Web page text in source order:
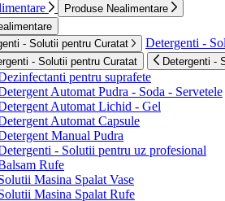
Produse Nealimentare
- Solutii pentru Curatat
Detergenti -
- Solutii pentru Curatat Detergenti -
pentru suprafete
Automat Pudra - Soda - Servetele
Automat Lichid - Gel
Automat Capsule
Manual Pudra
- Solutii pentru uz profesional
Rufe
Masina Spalat Vase
Masina Spalat Rufe